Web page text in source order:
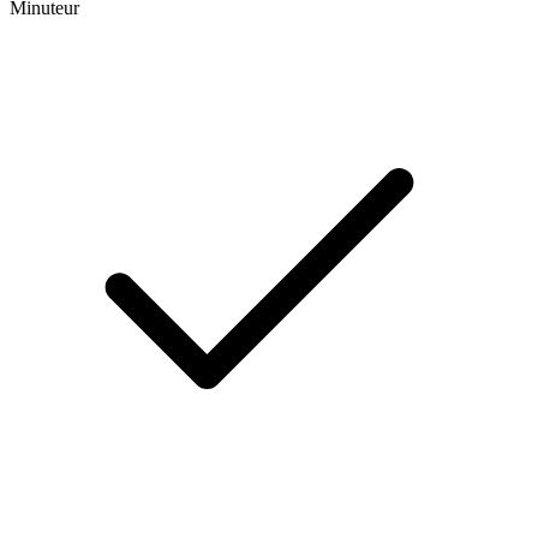
Minuteur